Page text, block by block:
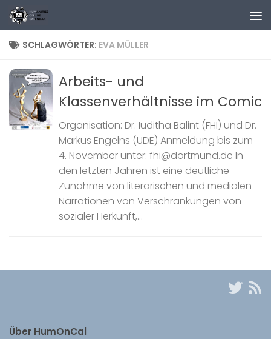
Zum Inhalt springen
SCHLAGWÖRTER: EVA MÜLLER
Arbeits- und
Klassenverhältnisse im Comic
Organisation: Dr. Iuditha Balint (FHI) und Dr.
Markus Engelns (UDE) Anmeldung bis zum
4. November unter: fhi@dortmund.de In
den letzten Jahren ist eine deutliche
Zunahme von literarischen und medialen
Narrationen von Verschränkungen von
sozialer Herkunft,...
Über HumOnCal